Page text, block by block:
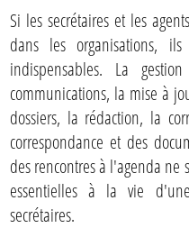
Si les secrétaires et les
dans les organisations,
indispensables. La
communications, la mise à
dossiers, la rédaction, la
correspondance et des
des rencontres à l'agenda
essentielles à la vie
secrétaires.